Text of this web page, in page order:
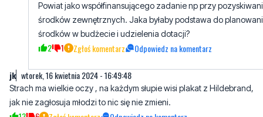
Powiat jako współfinansującego zadanie np przy
środków zewnętrznych. Jaka byłaby podstawa do
środków w budżecie i udzielenia dotacji?
2 1 Zgłoś komentarz Odpowiedz na komentarz
jk wtorek, 16 kwietnia 2024 - 16:49:48
Strach ma wielkie oczy , na każdym słupie wisi plakat z Hildebrand,
jak nie zagłosuja młodzi to nic się nie zmieni.